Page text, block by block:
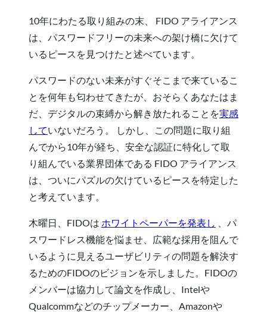
10年にわたる取り組みの末、 FIDO アライアンス
は、パスワードフリーの未来への架け橋に欠けて
いるピースを見つけたと述べています。
パスワードのない未来がすぐそこまで来ているこ
とを何年も匂わせてきたが、おそらくあなたはま
だ、デジタルの束縛から解き放たれることを実感
していないだろう。 しかし、この問題に取り組
んでから10年が経ち、安全な認証に特化して取
り組んでいる業界団体である FIDO アライアンス
は、ついにパズルの欠けているピースを特定した
と考えています。
木曜日、FIDOは ホワイトペーパーを発表し
、パ
スワードレス機能を悩ませ、広範な採用を阻んで
いるように見えるユーザビリティの問題を解決す
るためのFIDOのビジョンを示しました。FIDOの
メンバーは協力して論文を作成し、Intelや
Qualcommなどのチップメーカー、Amazonや